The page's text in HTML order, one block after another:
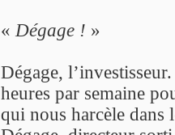
«Dégage ! »
Dégage,
heures par semaine
qui nous harcèle dans